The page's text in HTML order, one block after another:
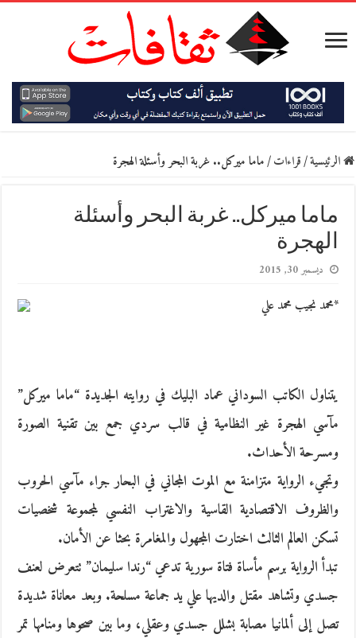
الرئيسية/قراءات/ماما ميركل.. غربة البحر وأسئلة الهجرة
ماما ميركل.. غربة البحر وأسئلة
الهجرة
ديسمبر 30, 2015
*محمد نجيب محمد علي
يتناول الكاتب السوداني عماد البليك في روايته الجديدة “ماما ميركل”
مآسي الهجرة غير النظامية في قالب سردي جمع بين تقنية الصورة
ومسرحة الأحداث.
وتجيء الرواية متزامنة مع الموت المجاني في البحار جراء مآسي الحروب
والظروف الاقتصادية القاسية والاغتراب النفسي لمجموعة شخصيات
تسكن العالم الثالث اختارت المجهول والمغامرة بحثا عن الأمان.
تبدأ الرواية برسم مأساة فتاة سورية تدعي “رندا سليمان” تتعرض لعنف
جسدي وتشاهد مقتل والديها علي يد جماعة مسلحة. وبعد معاناة شديدة
تصل إلى ألمانيا مصابة بشلل جسدي وعقلي، وما بين صحوها ومنامها تمر